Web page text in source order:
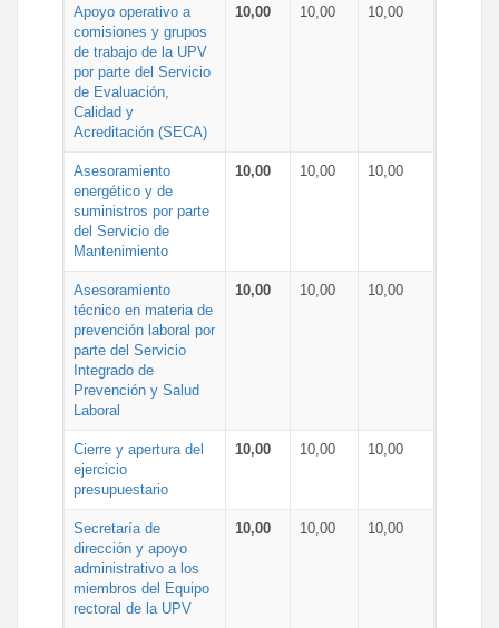
Apoyo operativo a
comisiones y grupos
de trabajo de la UPV
por parte del Servicio
de Evaluación,
Calidad y
Acreditación (SECA)
10,00 10,00 10,00
Asesoramiento
energético y de
suministros por parte
del Servicio de
Mantenimiento
10,00 10,00 10,00
Asesoramiento
técnico en materia de
prevención laboral por
parte del Servicio
Integrado de
Prevención y Salud
Laboral
10,00 10,00 10,00
Cierre y apertura del
ejercicio
presupuestario
10,00 10,00 10,00
Secretaría de
dirección y apoyo
administrativo a los
miembros del Equipo
rectoral de la UPV
10,00 10,00 10,00